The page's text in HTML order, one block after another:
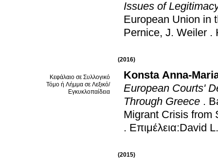
Issues of
European Union in
Pernice, J. Weiler .
(2016)
Κεφάλαιο σε Συλλογικό
Τόμο ή Λήμμα σε Λεξικό/
Εγκυκλοπαίδεια
Konsta Anna-
European Courts'
Through Greece .
Migrant Crisis from
. Επιμέλεια:David
(2015)